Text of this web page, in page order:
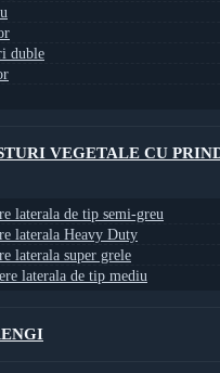
duble
VEGETALE CU
laterala de tip semi-greu
laterala Heavy Duty
laterala super grele
laterala de tip mediu